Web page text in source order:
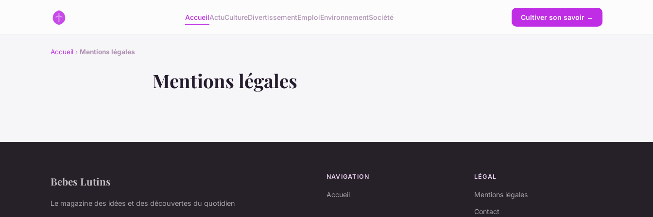
AccueilActuCultureDivertissementEmploiEnvironnementSociété Cultiver son savoir →
Accueil › Mentions légales
Mentions légales
Bebes Lutins
Le magazine des idées et des découvertes du quotidien
NAVIGATION
Accueil
LÉGAL
Mentions légales
Contact